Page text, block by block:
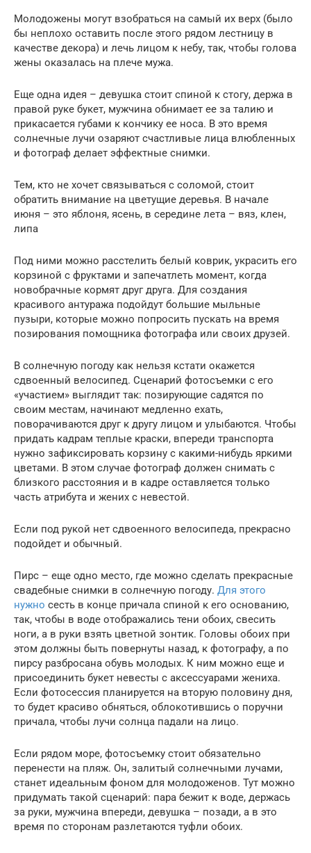
Молодожены могут взобраться на самый их верх (было
бы неплохо оставить после этого рядом лестницу в
качестве декора) и лечь лицом к небу, так, чтобы голова
жены оказалась на плече мужа.
Еще одна идея – девушка стоит спиной к стогу, держа в
правой руке букет, мужчина обнимает ее за талию и
прикасается губами к кончику ее носа. В это время
солнечные лучи озаряют счастливые лица влюбленных
и фотограф делает эффектные снимки.
Тем, кто не хочет связываться с соломой, стоит
обратить внимание на цветущие деревья. В начале
июня – это яблоня, ясень, в середине лета – вяз, клен,
липа
Под ними можно расстелить белый коврик, украсить его
корзиной с фруктами и запечатлеть момент, когда
новобрачные кормят друг друга. Для создания
красивого антуража подойдут большие мыльные
пузыри, которые можно попросить пускать на время
позирования помощника фотографа или своих друзей.
В солнечную погоду как нельзя кстати окажется
сдвоенный велосипед. Сценарий фотосъемки с его
«участием» выглядит так: позирующие садятся по
своим местам, начинают медленно ехать,
поворачиваются друг к другу лицом и улыбаются. Чтобы
придать кадрам теплые краски, впереди транспорта
нужно зафиксировать корзину с какими-нибудь яркими
цветами. В этом случае фотограф должен снимать с
близкого расстояния и в кадре оставляется только
часть атрибута и жених с невестой.
Если под рукой нет сдвоенного велосипеда, прекрасно
подойдет и обычный.
Пирс – еще одно место, где можно сделать прекрасные
свадебные снимки в солнечную погоду. Для этого
нужно сесть в конце причала спиной к его основанию,
так, чтобы в воде отображались тени обоих, свесить
ноги, а в руки взять цветной зонтик. Головы обоих при
этом должны быть повернуты назад, к фотографу, а по
пирсу разбросана обувь молодых. К ним можно еще и
присоединить букет невесты с аксессуарами жениха.
Если фотосессия планируется на вторую половину дня,
то будет красиво обняться, облокотившись о поручни
причала, чтобы лучи солнца падали на лицо.
Если рядом море, фотосъемку стоит обязательно
перенести на пляж. Он, залитый солнечными лучами,
станет идеальным фоном для молодоженов. Тут можно
придумать такой сценарий: пара бежит к воде, держась
за руки, мужчина впереди, девушка – позади, а в это
время по сторонам разлетаются туфли обоих.